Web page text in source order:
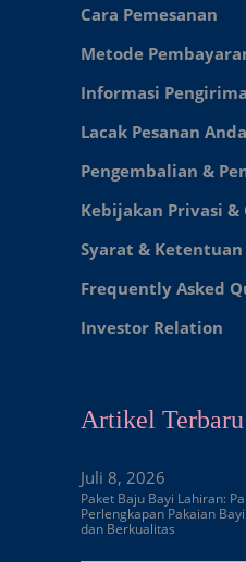
Cara Pemesanan
Metode
Informasi
Lacak Pesanan Anda
Pengembalian &
Kebijakan Privasi &
Syarat & Ketentuan
Frequently Asked
Investor Relation
Artikel Terbaru
Juli 8, 2026
Paket Baju Bayi Lahiran:
Perlengkapan Pakaian
dan Berkualitas